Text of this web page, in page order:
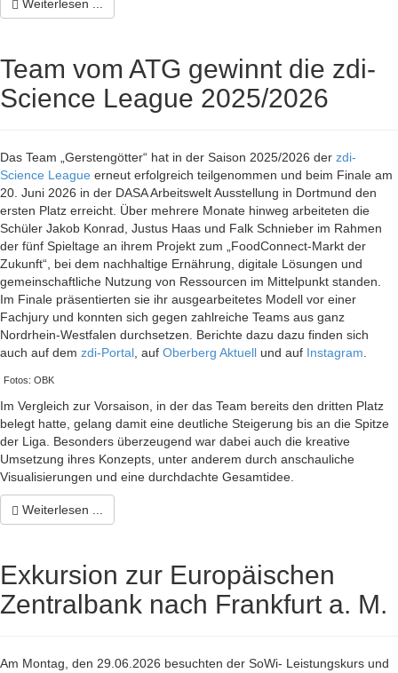
Weiterlesen ...
Team vom ATG gewinnt die zdi-
Science League 2025/2026
Das Team „Gerstengötter“ hat in der Saison 2025/2026 der zdi-
Science League erneut erfolgreich teilgenommen und beim Finale am
20. Juni 2026 in der DASA Arbeitswelt Ausstellung in Dortmund den
ersten Platz erreicht. Über mehrere Monate hinweg arbeiteten die
Schüler Jakob Konrad, Justus Haas und Falk Schnieber im Rahmen
der fünf Spieltage an ihrem Projekt zum „FoodConnect-Markt der
Zukunft“, bei dem nachhaltige Ernährung, digitale Lösungen und
gemeinschaftliche Nutzung von Ressourcen im Mittelpunkt standen.
Im Finale präsentierten sie ihr ausgearbeitetes Modell vor einer
Fachjury und konnten sich gegen zahlreiche Teams aus ganz
Nordrhein-Westfalen durchsetzen. Berichte dazu dazu finden sich
auch auf dem zdi-Portal , auf Oberberg Aktuell und auf Instagram
Fotos: OBK
Im Vergleich zur Vorsaison, in der das Team bereits den dritten Platz
belegt hatte, gelang damit eine deutliche Steigerung bis an die Spitze
der Liga. Besonders überzeugend war dabei auch die kreative
Umsetzung ihres Konzepts, unter anderem durch anschauliche
Visualisierungen und eine durchdachte Gesamtidee.
Weiterlesen ...
Exkursion zur Europäischen
Zentralbank nach Frankfurt a. M.
Am Montag, den 29.06.2026 besuchten der SoWi- Leistungskurs und